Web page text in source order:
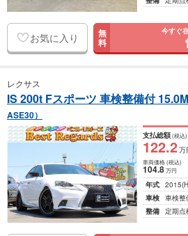
お気に入り 無
料
今すぐ
レクサス
IS 200t Fスポーツ 車検整備付
ASE30）
支払総額(税込)
122.2万
車両価格(税込)
104.8万円
年式 2015
車検 車検整
整備 定期点